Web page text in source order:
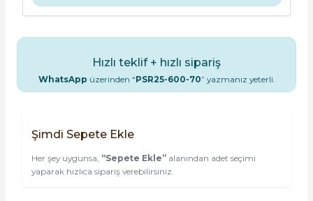
Hızlı teklif + hızlı sipariş
WhatsApp üzerinden “PSR25-600-70” yazmanız yeterli.
Şimdi Sepete Ekle
Her şey uygunsa, “Sepete Ekle”alanından adet seçimi
yaparak hızlıca sipariş verebilirsiniz.